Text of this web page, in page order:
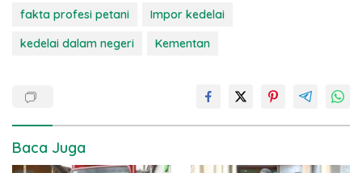
fakta profesi petani
Impor kedelai
kedelai dalam negeri
Kementan
Baca Juga